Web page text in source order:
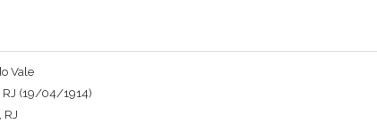
Vale
(19/04/1914)
RJ